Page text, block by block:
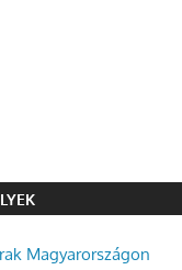
Magyarországon